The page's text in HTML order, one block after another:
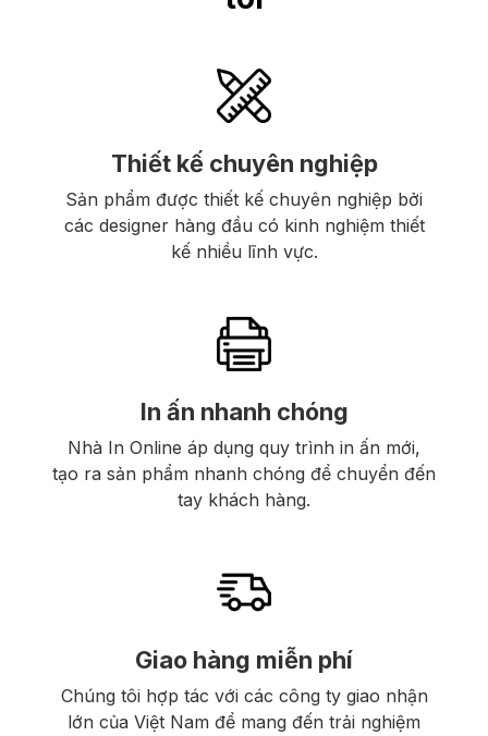
Thiết kế chuyên nghiệp
Sản phẩm được thiết kế chuyên nghiệp bởi
các designer hàng đầu có kinh nghiệm thiết
kế nhiều lĩnh vực.
In ấn nhanh chóng
Nhà In Online áp dụng quy trình in ấn mới,
tạo ra sản phẩm nhanh chóng để chuyển đến
tay khách hàng.
Giao hàng miễn phí
Chúng tôi hợp tác với các công ty giao nhận
lớn của Việt Nam để mang đến trải nghiệm